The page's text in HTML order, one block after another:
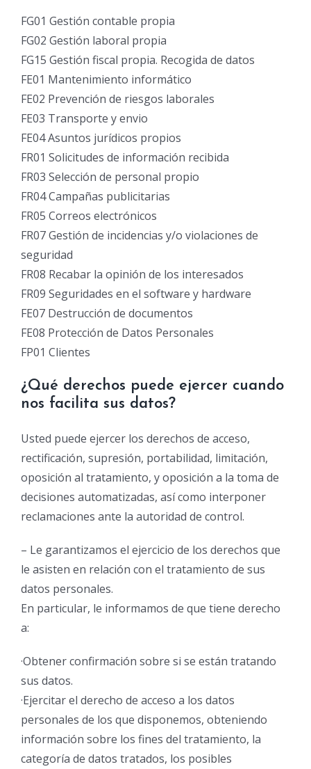
FG01 Gestión contable propia
FG02 Gestión laboral propia
FG15 Gestión fiscal propia. Recogida de datos
FE01 Mantenimiento informático
FE02 Prevención de riesgos laborales
FE03 Transporte y envio
FE04 Asuntos jurídicos propios
FR01 Solicitudes de información recibida
FR03 Selección de personal propio
FR04 Campañas publicitarias
FR05 Correos electrónicos
FR07 Gestión de incidencias y/o violaciones de
seguridad
FR08 Recabar la opinión de los interesados
FR09 Seguridades en el software y hardware
FE07 Destrucción de documentos
FE08 Protección de Datos Personales
FP01 Clientes
¿Qué derechos puede ejercer cuando
nos facilita sus datos?
Usted puede ejercer los derechos de acceso,
rectificación, supresión, portabilidad, limitación,
oposición al tratamiento, y oposición a la toma de
decisiones automatizadas, así como interponer
reclamaciones ante la autoridad de control.
– Le garantizamos el ejercicio de los derechos que
le asisten en relación con el tratamiento de sus
datos personales.
En particular, le informamos de que tiene derecho
a:
·Obtener confirmación sobre si se están tratando
sus datos.
·Ejercitar el derecho de acceso a los datos
personales de los que disponemos, obteniendo
información sobre los fines del tratamiento, la
categoría de datos tratados, los posibles